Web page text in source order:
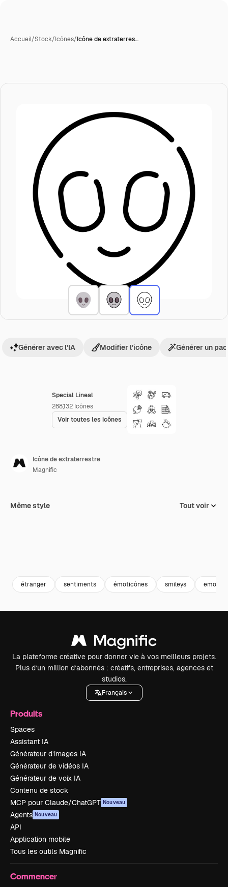
Accueil/Stock/Icônes/Icône de extraterres…
Special Lineal
288,132 Icônes
Voir toutes les icônes
Générer avec l’IA Modifier l’icône Générer un
Icône de extraterrestre
Magnific
Même style Tout voir
étranger sentiments émoticônes smileys emoji
La plateforme créative pour donner vie à vos meilleurs projets.
Plus d’un million d’abonnés : créatifs, entreprises, agences et
studios.
Français
Produits
Spaces
Assistant IA
Générateur d’images IA
Générateur de vidéos IA
Générateur de voix IA
Contenu de stock
MCP pour Claude/ChatGPT Nouveau
Agents Nouveau
API
Application mobile
Tous les outils Magnific
Commencer